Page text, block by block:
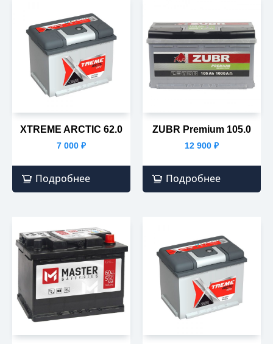
XTREME ARCTIC 62.0
7 000 ₽
Подробнее
ZUBR Premium 105.0
12 900 ₽
Подробнее